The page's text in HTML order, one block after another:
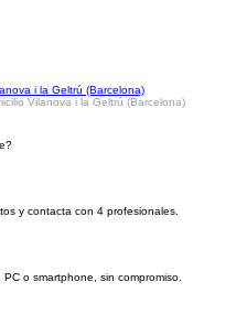
i la Geltrú (Barcelona)
Vilanova i la Geltrú (Barcelona)
y contacta con 4 profesionales.
o smartphone, sin compromiso.